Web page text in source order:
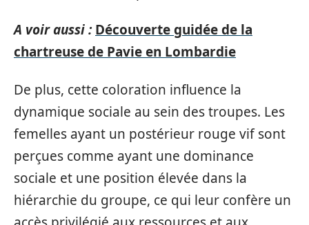
A voir aussi : Découverte guidée de la
chartreuse de Pavie en Lombardie
De plus, cette coloration influence la
dynamique sociale au sein des troupes. Les
femelles ayant un postérieur rouge vif sont
perçues comme ayant une dominance
sociale et une position élevée dans la
hiérarchie du groupe, ce qui leur confère un